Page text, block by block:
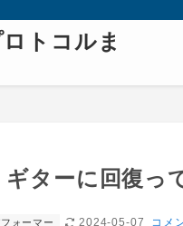
トコルま
ギターに回復っ
ォーマー 2024-05-07 コメ